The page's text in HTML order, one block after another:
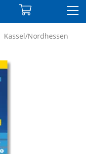
Kassel/Nordhessen